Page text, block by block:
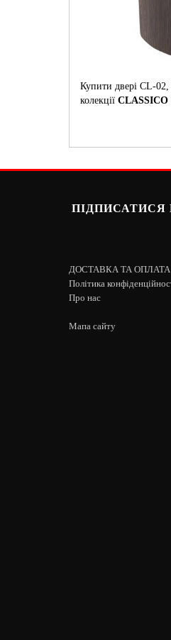
Купити двері CL-
колекції CLASSICO
ПІДПИСАТИСЯ
ДОСТАВКА ТА ОПЛАТА
Політика
Про нас
Мапа сайту